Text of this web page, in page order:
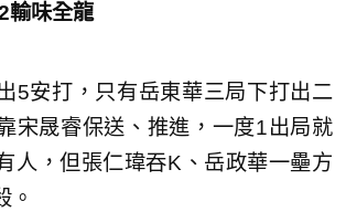
輸味全龍
5安打，只有岳東華三局下打出二
宋晟睿保送、推進，一度1出局就
人，但張仁瑋吞K、岳政華一壘方
。